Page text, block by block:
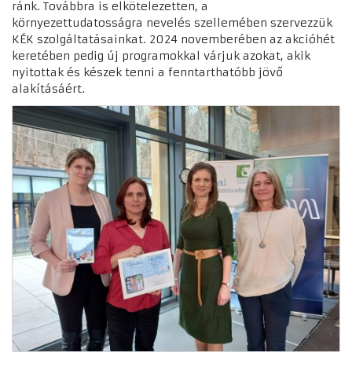
ránk. Továbbra is elkötelezetten, a
környezettudatosságra nevelés szellemében szervezzük
KÉK szolgáltatásainkat. 2024 novemberében az akcióhét
keretében pedig új programokkal várjuk azokat, akik
nyitottak és készek tenni a fenntarthatóbb jövő
alakításáért.